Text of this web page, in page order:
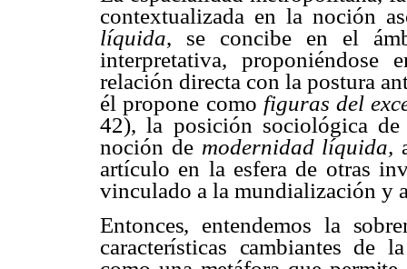
contextualizada en la noción
líquida, se concibe en el
interpretativa, proponiéndose
relación directa con la postura
él propone como figuras del
42), la posición sociológica
noción de modernidad líquida,
artículo en la esfera de otras
vinculado a la mundialización y
Entonces, entendemos la
características cambiantes de